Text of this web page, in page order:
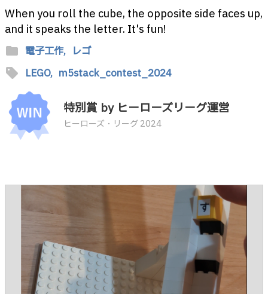
When you roll the cube, the opposite side faces up,
and it speaks the letter. It's fun!
folder 電子工作, レゴ
sell LEGO, m5stack_contest_2024
特別賞 by ヒーローズリーグ運営
ヒーローズ・リーグ 2024